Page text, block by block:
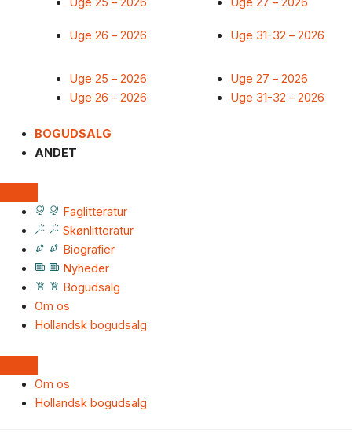
Uge 26 – 2026 Uge 31-32 – 2026
Uge 25 – 2026
Uge 26 – 2026
Uge 27 – 2026
Uge 31-32 – 2026
BOGUDSALG
ANDET
Faglitteratur
Skønlitteratur
Biografier
Nyheder
Bogudsalg
Om os
Hollandsk bogudsalg
Om os
Hollandsk bogudsalg